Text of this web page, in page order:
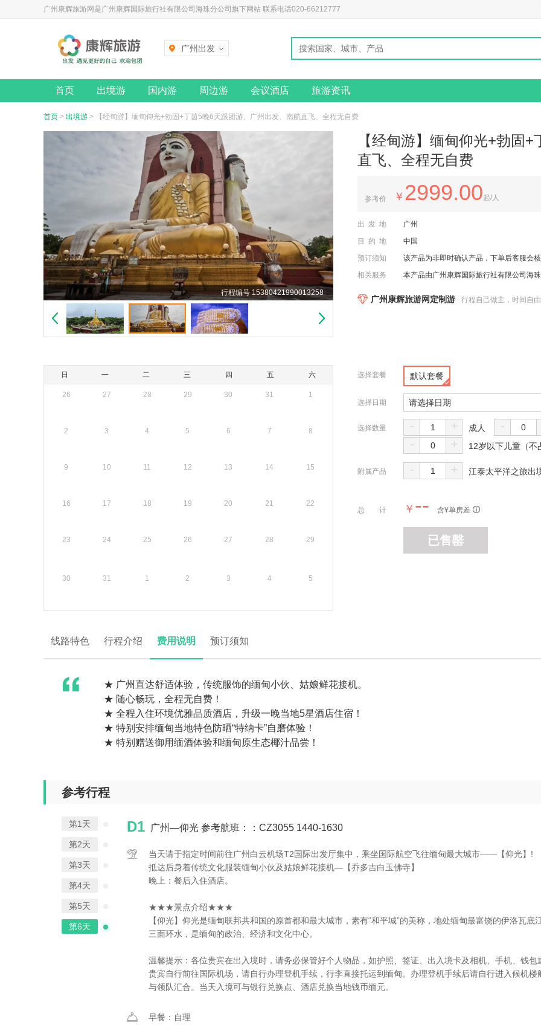
广州康辉旅游网是广州康辉国际旅行社有限公司海珠分公司旗下网站 联系电话020-66212777
广州出发
首页 出境游 国内游 周边游 会议酒店 旅游资讯
首页 > 出境游 > 【经甸游】缅甸仰光+勃固+丁茵5晚6天跟团游、广州出发、南航直飞、全程无自费
行程编号 15380421990013258
【经甸游】缅甸仰光+勃固
直飞、全程无自费
参考价 ￥ 2999.00起/人
出发地
广州
目的地
中国
预订须知
该产品为非即时确认产品，下单后客服会
相关服务
本产品由广州康辉国际旅行社有限公司海
广州康辉旅游网定制游 行程自己做主，时间自
日 一 二 三 四 五 六
26 27 28 29 30 31 1
2 3 4 5 6 7 8
9 10 11 12 13 14 15
16 17 18 19 20 21 22
23 24 25 26 27 28 29
30 31 1 2 3 4 5
选择套餐 默认套餐
选择日期 请选择日期
选择数量 - + 成人 -
- + 12岁以下儿童（
附属产品 - + 江泰太平洋之旅出
总 计 ￥ -- 含¥单房差
已售罄
线路特色 行程介绍 费用说明 预订须知
★ 广州直达舒适体验，传统服饰的缅甸小伙、姑娘鲜花接机。
★ 随心畅玩，全程无自费！
★ 全程入住环境优雅品质酒店，升级一晚当地5星酒店住宿！
★ 特别安排缅甸当地特色防晒“特纳卡”自磨体验！
★ 特别赠送御用缅酒体验和缅甸原生态椰汁品尝！
参考行程
第1天
第2天
第3天
第4天
第5天
第6天
D1 广州—仰光 参考航班：：CZ3055 1440-1630
当天请于指定时间前往广州白云机场T2国际出发厅集中，乘坐国际航空飞往缅甸最大城市——【仰光】!
抵达后身着传统文化服装缅甸小伙及姑娘鲜花接机—【乔多吉白玉佛寺】
晚上：餐后入住酒店。
★★★景点介绍★★★
【仰光】仰光是缅甸联邦共和国的原首都和最大城市，素有“和平城”的美称，地处缅甸最富饶的伊洛瓦底
三面环水，是缅甸的政治、经济和文化中心。
温馨提示：各位贵宾在出入境时，请务必保管好个人物品，如护照、签证、出入境卡及相机、手机、钱包
贵宾自行前往国际机场，请自行办理登机手续，行李直接托运到缅甸。办理登机手续后请自行进入候机楼
与领队汇合。当天入境可与银行兑换点、酒店兑换当地钱币缅元。
早餐：自理